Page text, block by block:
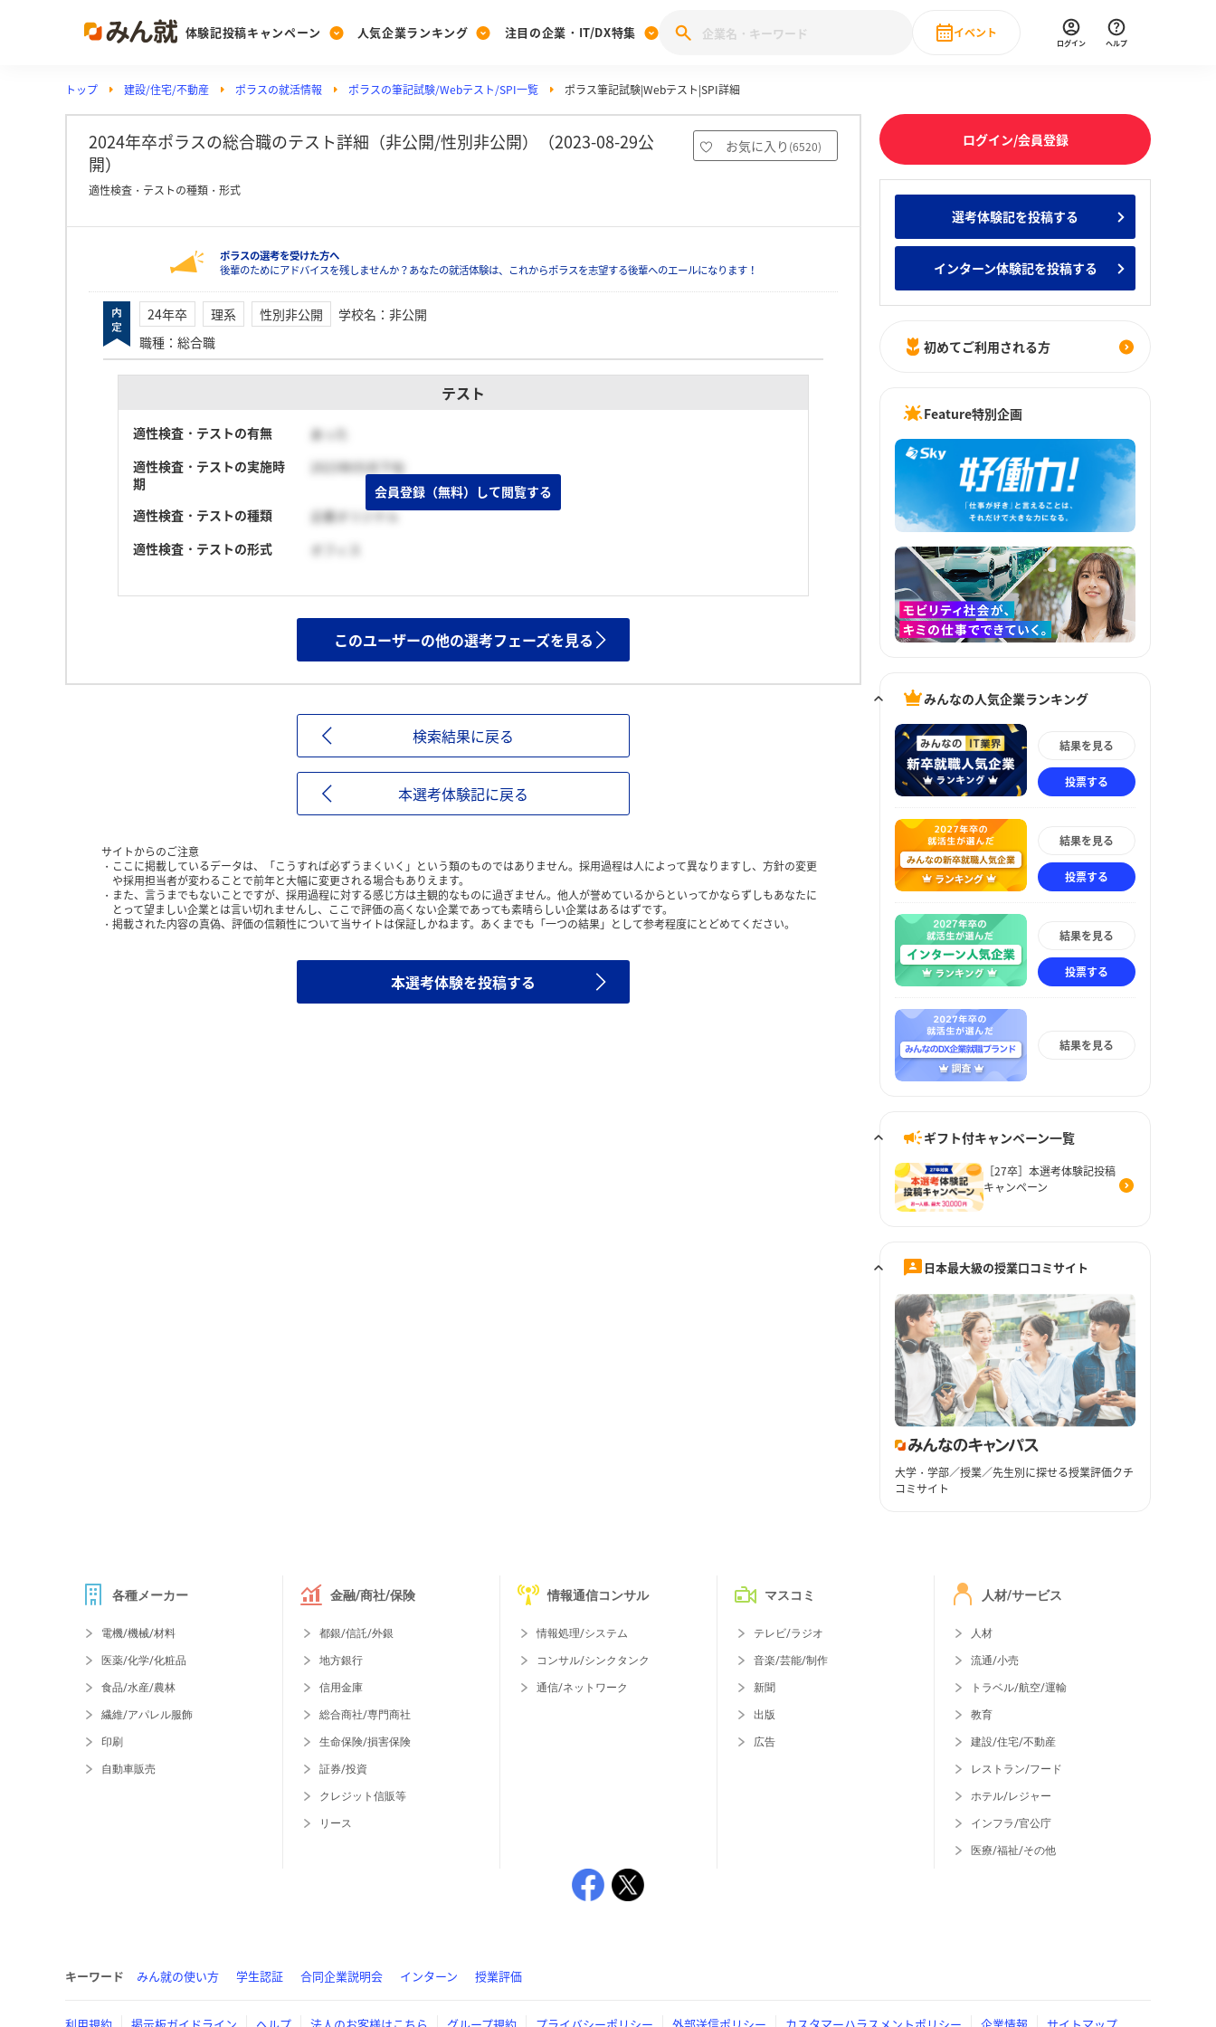
体験記投稿キャンペーン
Post
投稿する
[27卒] 本選考体験記投稿キャンペーン
人気企業ランキング
Ranking
ランキングを見る
みんなのDX企業就職ブランド調査
みんなの新卒就職人気企業ランキング みんなのインターン人気企業ランキ
注目の企業・IT/DX特集
PickUp
注目の企業特集
注目の企業特集
28卒 IT・DX現場社員インタビュー
動画で知ろう！業界・企業研究
イベント
直近のイベント一覧
ログイン ヘルプ
トップ 建設/住宅/不動産 ポラスの就活情報 ポラスの筆記試験/Webテスト/SPI一覧 ポラス筆記試験|Webテスト|SPI詳細
2024年卒ポラスの総合職のテスト詳細（非公開/性別非公開）（2023-08-29公
開）
お気に入り (6520)
適性検査・テストの種類・形式
ポラスの選考を受けた方へ
後輩のためにアドバイスを残しませんか？あなたの就活体験は、これからポラスを志望する後輩へのエールになります！
24年卒 理系 性別非公開 学校名 ： 非公開
職種 ： 総合職
テスト
適性検査・テストの有無
あった
適性検査・テストの実施時
期
2023年05月下旬
適性検査・テストの種類
企業オリジナル
適性検査・テストの形式
オフィス
会員登録（無料）して閲覧する
このユーザーの他の選考フェーズを見る
検索結果に戻る
本選考体験記に戻る
サイトからのご注意
ここに掲載しているデータは、「こうすれば必ずうまくいく」という類のものではありません。採用過程は人によって異なりますし、方針の変更
や採用担当者が変わることで前年と大幅に変更される場合もありえます。
また、言うまでもないことですが、採用過程に対する感じ方は主観的なものに過ぎません。他人が誉めているからといってかならずしもあなたに
とって望ましい企業とは言い切れませんし、ここで評価の高くない企業であっても素晴らしい企業はあるはずです。
掲載された内容の真偽、評価の信頼性について当サイトは保証しかねます。あくまでも「一つの結果」として参考程度にとどめてください。
本選考体験を投稿する
ログイン/会員登録
選考体験記を投稿する
インターン体験記を投稿する
初めてご利用される方
Feature特別企画
みんなの人気企業ランキング
結果を見る
投票する
結果を見る
投票する
結果を見る
投票する
結果を見る
ギフト付キャンペーン一覧
［27卒］本選考体験記投稿
キャンペーン
日本最大級の授業口コミサイト
大学・学部／授業／先生別に探せる授業評価クチ
コミサイト
各種メーカー
電機/機械/材料
医薬/化学/化粧品
食品/水産/農林
繊維/アパレル服飾
印刷
自動車販売
金融/商社/保険
都銀/信託/外銀
地方銀行
信用金庫
総合商社/専門商社
生命保険/損害保険
証券/投資
クレジット信販等
リース
情報通信コンサル
情報処理/システム
コンサル/シンクタンク
通信/ネットワーク
マスコミ
テレビ/ラジオ
音楽/芸能/制作
新聞
出版
広告
人材/サービス
人材
流通/小売
トラベル/航空/運輸
教育
建設/住宅/不動産
レストラン/フード
ホテル/レジャー
インフラ/官公庁
医療/福祉/その他
キーワード みん就の使い方 学生認証 合同企業説明会 インターン 授業評価